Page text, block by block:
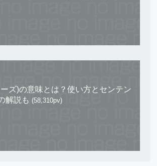
ズ)の意味とは？使い方とセンテン
解説も (58,310pv)